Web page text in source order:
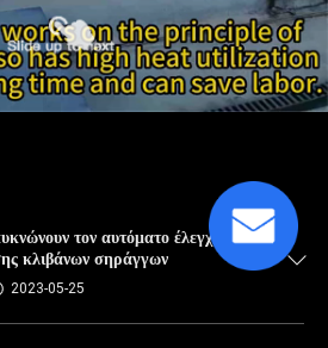
τον αυτόματο έλεγχο
κλιβάνων σηράγγων
2023-05-25